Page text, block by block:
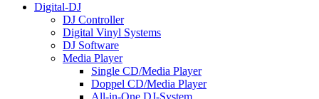
Digital-DJ
DJ Controller
Digital Vinyl Systems
DJ Software
Media Player
Single CD/Media Player
Doppel CD/Media Player
All-in-One DJ-System